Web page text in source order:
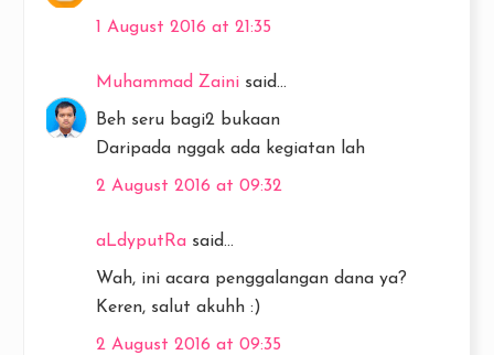
1 August 2016 at 21:35
Muhammad Zaini said...
Beh seru bagi2 bukaan
Daripada nggak ada kegiatan lah
2 August 2016 at 09:32
aLdyputRa said...
Wah, ini acara penggalangan dana ya?
Keren, salut akuhh :)
2 August 2016 at 09:35